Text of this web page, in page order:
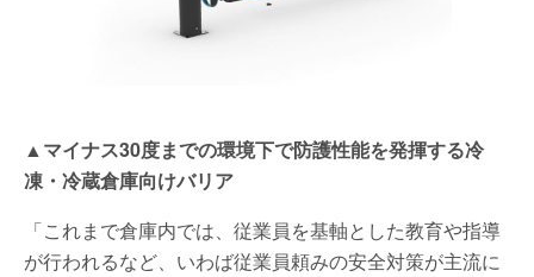
▲マイナス30度までの環境下で防護性能を発揮する冷
凍・冷蔵倉庫向けバリア
「これまで倉庫内では、従業員を基軸とした教育や指導
が行われるなど、いわば従業員頼みの安全対策が主流に